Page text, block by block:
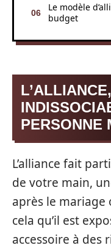
Le modèle
budget
PERSONNE
L’alliance fait
de votre main,
après le mariage
cela qu’il est
accessoire à des